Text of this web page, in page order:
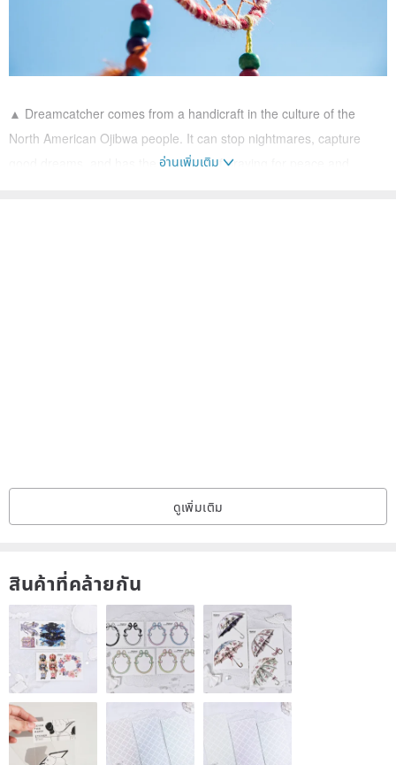
▲ Dreamcatcher comes from a handicraft in the culture of the
North American Ojibwa people. It can stop nightmares, capture
good dreams, and has the meaning of praying for peace and
▲With the soul of all things - the concept of the eyes, the natural
อ่านเพิ่มเติม
ดูเพิ่มเติม
สินค้าที่คล้ายกัน